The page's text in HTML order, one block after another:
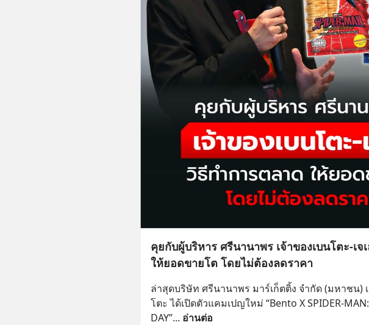
คุยกับผู้บริหาร ศรีนานาพร เจ้าของเบนโตะ-เจ
ให้ยอดขายโต โดยไม่ต้องลดราคา
ล่าสุดบริษัท ศรีนานาพร มาร์เก็ตติ้ง จำกัด (มหาชน)
โตะ ได้เปิดตัวแคมเปญใหม่ “Bento X SPIDER-
DAY”... อ่านต่อ